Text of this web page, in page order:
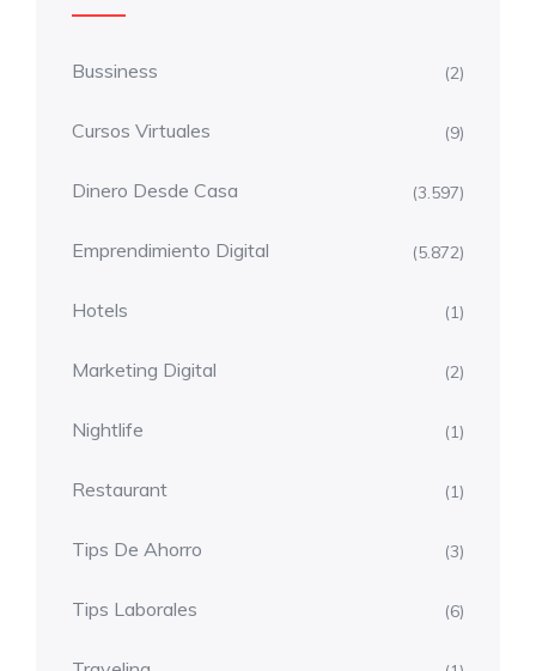
Bussiness (2)
Cursos Virtuales (9)
Dinero Desde Casa (3.597)
Emprendimiento Digital (5.872)
Hotels (1)
Marketing Digital (2)
Nightlife (1)
Restaurant (1)
Tips De Ahorro (3)
Tips Laborales (6)